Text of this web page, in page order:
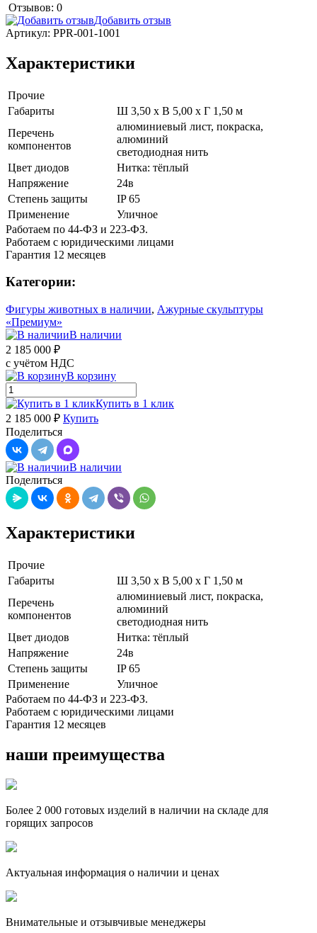
Отзывов: 0
Добавить отзыв
Артикул: PPR-001-1001
Характеристики
Прочие
Габариты
Ш 3,50 x В 5,00 x Г 1,50 м
Перечень
компонентов
алюминиевый лист, покраска,
алюминий
светодиодная нить
Цвет диодов
Нитка: тёплый
Напряжение
24в
Степень защиты
IP 65
Применение
Уличное
Работаем по 44-ФЗ и 223-ФЗ.
Работаем с юридическими лицами
Гарантия 12 месяцев
Категории:
Фигуры животных в наличии, Ажурные скульптуры
«Премиум»
В наличии
2 185 000 ₽
с учётом НДС
В корзину
Купить в 1 клик
2 185 000 ₽ Купить
Поделиться
В наличии
Поделиться
Характеристики
Прочие
Габариты
Ш 3,50 x В 5,00 x Г 1,50 м
Перечень
компонентов
алюминиевый лист, покраска,
алюминий
светодиодная нить
Цвет диодов
Нитка: тёплый
Напряжение
24в
Степень защиты
IP 65
Применение
Уличное
Работаем по 44-ФЗ и 223-ФЗ.
Работаем с юридическими лицами
Гарантия 12 месяцев
наши преимущества
Более 2 000 готовых изделий в наличии на складе для
горящих запросов
Актуальная информация о наличии и ценах
Внимательные и отзывчивые менеджеры